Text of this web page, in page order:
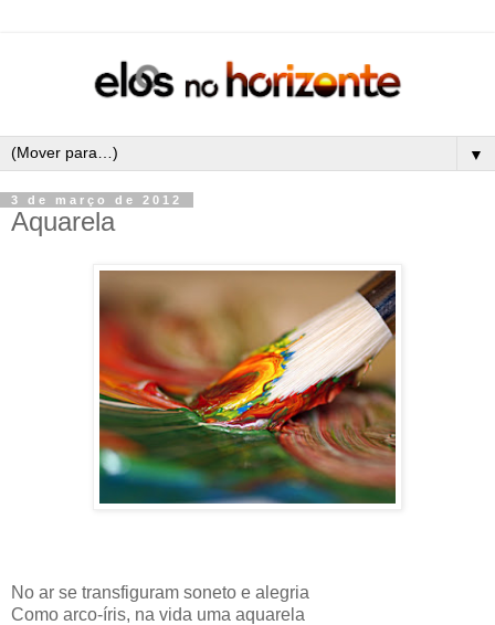
▼
3 de março de 2012
Aquarela
No ar se transfiguram soneto e alegria
Como arco-íris, na vida uma aquarela